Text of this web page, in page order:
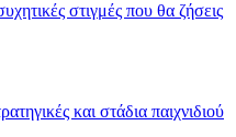
στιγμές που θα ζήσεις
και στάδια παιχνιδιού